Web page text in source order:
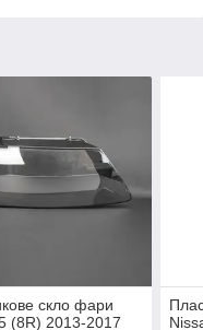
скло фари
(8R) 2013-2017